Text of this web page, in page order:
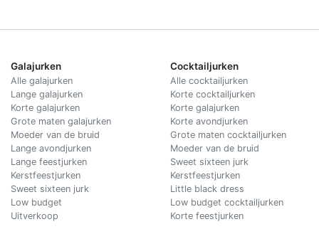
Galajurken
Alle galajurken
Lange galajurken
Korte galajurken
Grote maten galajurken
Moeder van de bruid
Lange avondjurken
Lange feestjurken
Kerstfeestjurken
Sweet sixteen jurk
Low budget
Uitverkoop
Cocktailjurken
Alle cocktailjurken
Korte cocktailjurken
Korte galajurken
Korte avondjurken
Grote maten cocktailjurken
Moeder van de bruid
Sweet sixteen jurk
Kerstfeestjurken
Little black dress
Low budget cocktailjurken
Korte feestjurken